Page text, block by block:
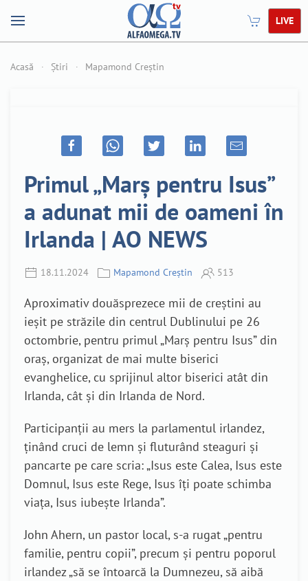
LIVE
Acasă Știri Mapamond Creștin
Primul „Marș pentru Isus”
a adunat mii de oameni în
Irlanda | AO NEWS
18.11.2024 Mapamond Creștin 513
Aproximativ douăsprezece mii de creștini au
ieșit pe străzile din centrul Dublinului pe 26
octombrie, pentru primul „Marș pentru Isus” din
oraș, organizat de mai multe biserici
evanghelice, cu sprijinul altor biserici atât din
Irlanda, cât și din Irlanda de Nord.
Participanții au mers la parlamentul irlandez,
ținând cruci de lemn și fluturând steaguri și
pancarte pe care scria: „Isus este Calea, Isus este
Domnul, Isus este Rege, Isus îți poate schimba
viața, Isus iubește Irlanda”.
John Ahern, un pastor local, s-a rugat „pentru
familie, pentru copii”, precum și pentru poporul
irlandez „să se întoarcă la Dumnezeu, să aibă